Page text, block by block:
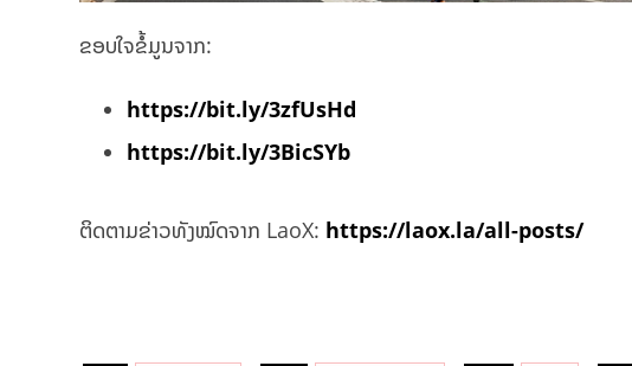
ຂອບໃຈຂໍ້ມູນຈາກ:
https://bit.ly/3zfUsHd
https://bit.ly/3BicSYb
ຕິດຕາມຂ່າວທັງໝົດຈາກ LaoX: https://laox.la/all-posts/